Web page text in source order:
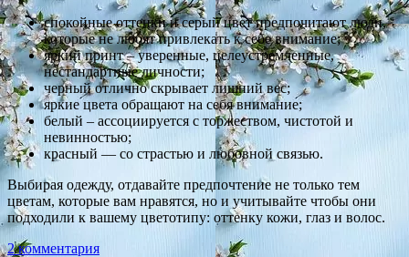
спокойные оттенки и серый цвет предпочитают люди,
которые не любят привлекать к себе внимание;
яркий принт – уверенные, целеустремленные,
нестандартные личности;
черный отлично скрывает лишний вес;
яркие цвета обращают на себя внимание;
белый – ассоциируется с торжеством, чистотой и
невинностью;
красный — со страстью и любовной связью.
Выбирая одежду, отдавайте предпочтение не только тем
цветам, которые вам нравятся, но и учитывайте чтобы они
подходили к вашему цветотипу: оттенку кожи, глаз и волос.
2 комментария